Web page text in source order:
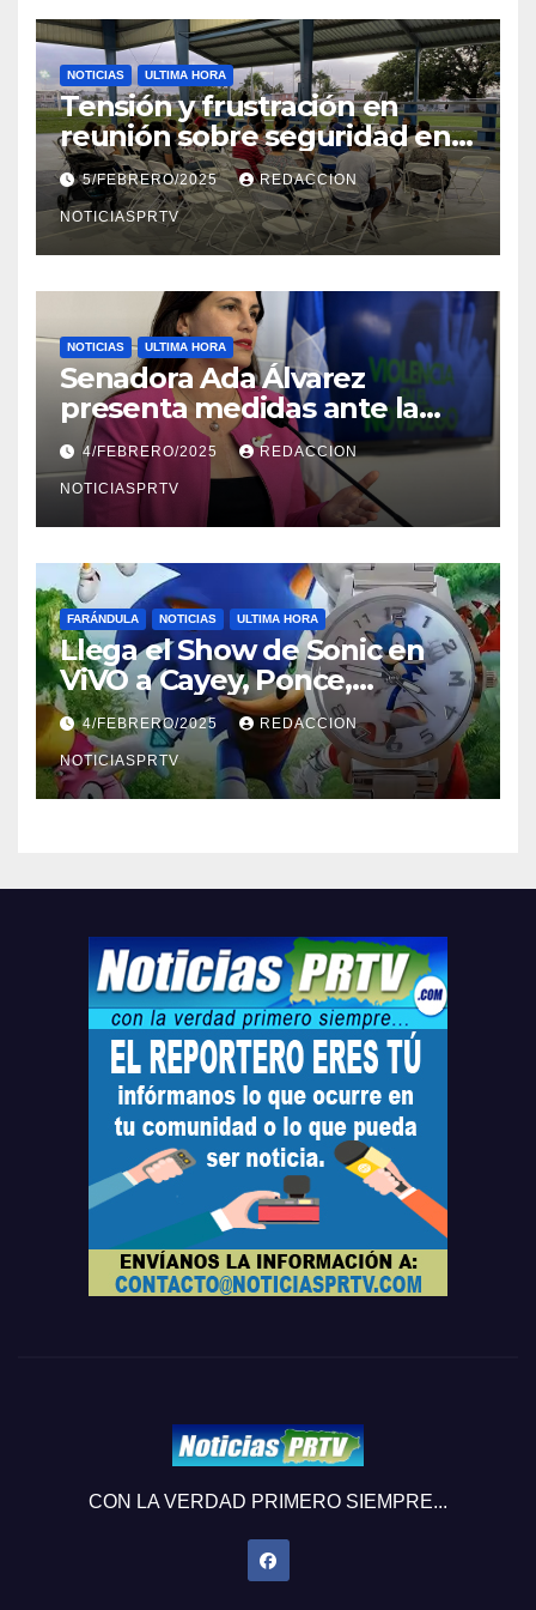
NOTICIAS ULTIMA HORA
Tensión y frustración en
reunión sobre seguridad en
Reparto Metropolitano
5/FEBRERO/2025 REDACCION
NOTICIASPRTV
NOTICIAS ULTIMA HORA
Senadora Ada Álvarez
presenta medidas ante la
violencia en el noviazgo
4/FEBRERO/2025 REDACCION
NOTICIASPRTV
FARÁNDULA NOTICIAS ULTIMA HORA
Llega el Show de Sonic en
ViVO a Cayey, Ponce,
Barceloneta y Humacao,
Relojes gratis para el que
compre ahora….
4/FEBRERO/2025 REDACCION
NOTICIASPRTV
CON LA VERDAD PRIMERO SIEMPRE...